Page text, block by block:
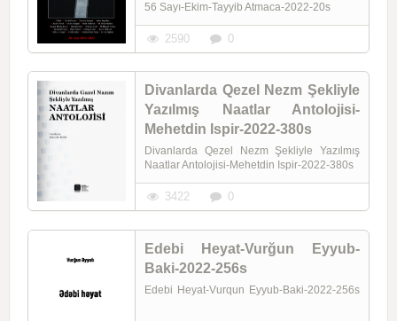
56 Sayı-Ekim-Tayyib Atmaca-2022-20s
2590 0
Divanlarda Qezel Nezm Şekliyle
Yazılmış Naatlar Antolojisi-
Mehetdin Ispir-2022-380s
Divanlarda Qezel Nezm Şekliyle Yazılmış
Naatlar Antolojisi-Mehetdin Ispir-2022-380s
3422 0
Edebi Heyat-Vurğun Eyyub-
Baki-2022-256s
Edebi Heyat-Vurqun Eyyub-Baki-2022-256s